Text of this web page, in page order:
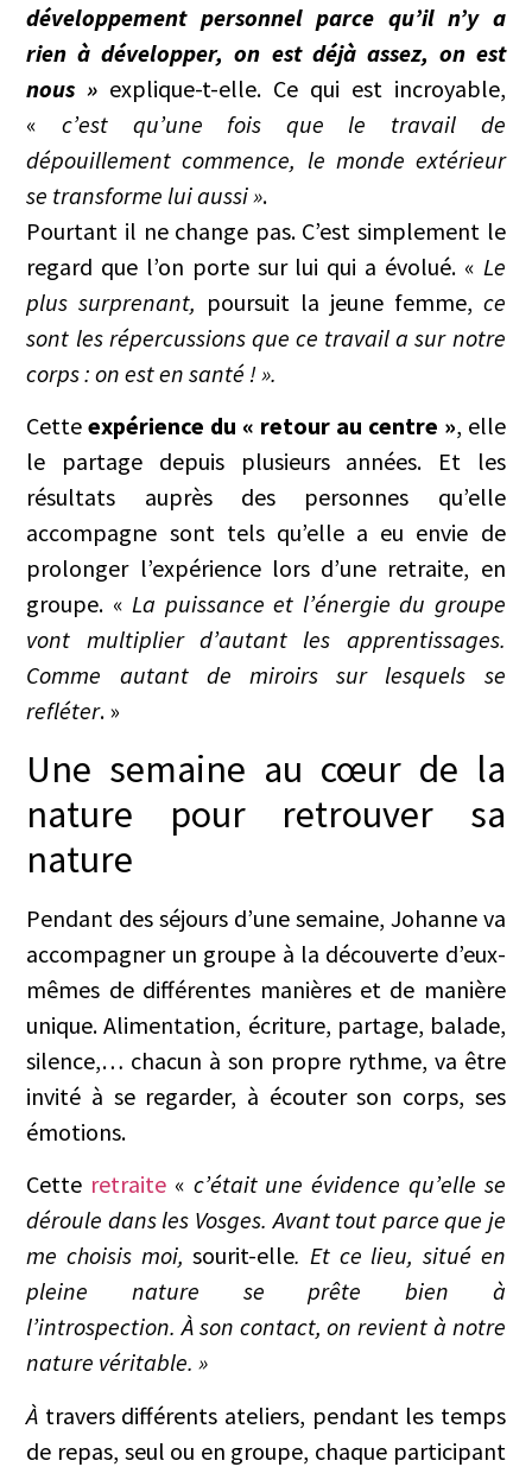
développement personnel parce qu’il n’y a
rien à développer, on est déjà assez, on est
nous » explique-t-elle. Ce qui est incroyable,
« c’est qu’une fois que le travail de
dépouillement commence, le monde extérieur
se transforme lui aussi ».
Pourtant il ne change pas. C’est simplement le
regard que l’on porte sur lui qui a évolué. « Le
plus surprenant, poursuit la jeune femme, ce
sont les répercussions que ce travail a sur notre
corps : on est en santé ! ».
Cetteexpérience du « retour au centre », elle
le partage depuis plusieurs années. Et les
résultats auprès des personnes qu’elle
accompagne sont tels qu’elle a eu envie de
prolonger l’expérience lors d’une retraite, en
groupe. «La puissance et l’énergie du groupe
vont multiplier d’autant les apprentissages.
Comme autant de miroirs sur lesquels se
refléter. »
Une semaine au cœur de la
nature pour retrouver sa
nature
Pendant des séjours d’une semaine, Johanne va
accompagner un groupe à la découverte d’eux-
mêmes de différentes manières et de manière
unique. Alimentation, écriture, partage, balade,
silence,… chacun à son propre rythme, va être
invité à se regarder, à écouter son corps, ses
émotions.
Cette retraite « c’était une évidence qu’elle se
déroule dans les Vosges. Avant tout parce que je
me choisis moi,sourit-elle. Et ce lieu, situé en
pleine nature se prête bien à
l’introspection.À son contact, on revient à notre
nature véritable. »
À travers différents ateliers, pendant les temps
de repas, seul ou en groupe, chaque participant